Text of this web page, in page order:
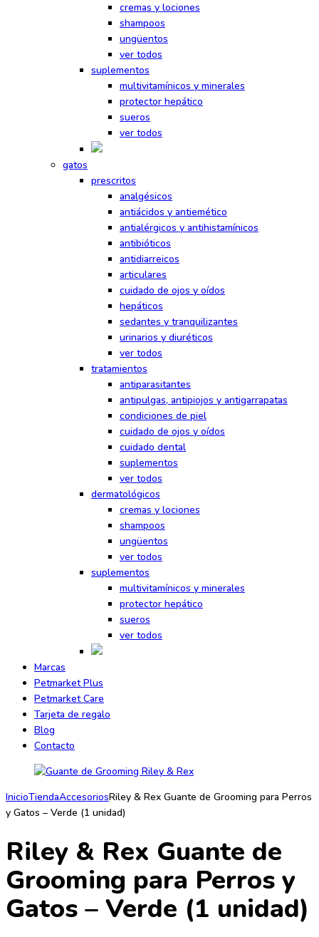
cremas y lociones
shampoos
ungüentos
ver todos
suplementos
multivitamínicos y minerales
protector hepático
sueros
ver todos
gatos
prescritos
analgésicos
antiácidos y antiemético
antialérgicos y antihistamínicos
antibióticos
antidiarreicos
articulares
cuidado de ojos y oídos
hepáticos
sedantes y tranquilizantes
urinarios y diuréticos
ver todos
tratamientos
antiparasitantes
antipulgas, antipiojos y antigarrapatas
condiciones de piel
cuidado de ojos y oídos
cuidado dental
suplementos
ver todos
dermatológicos
cremas y lociones
shampoos
ungüentos
ver todos
suplementos
multivitamínicos y minerales
protector hepático
sueros
ver todos
Marcas
Petmarket Plus
Petmarket Care
Tarjeta de regalo
Blog
Contacto
InicioTiendaAccesoriosRiley & Rex Guante de Grooming para Perros
y Gatos – Verde (1 unidad)
Riley & Rex Guante de
Grooming para Perros y
Gatos – Verde (1 unidad)